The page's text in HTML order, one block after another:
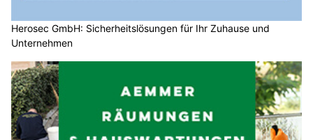
Herosec GmbH: Sicherheitslösungen für Ihr Zuhause und
Unternehmen